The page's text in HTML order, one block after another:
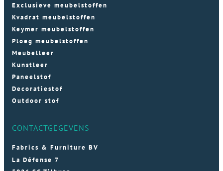
Exclusieve meubelstoffen
Kvadrat meubelstoffen
Keymer meubelstoffen
Ploeg meubelstoffen
Meubelleer
Kunstleer
Paneelstof
Decoratiestof
Outdoor stof
CONTACTGEGEVENS
Fabrics & Furniture BV
La Défense 7